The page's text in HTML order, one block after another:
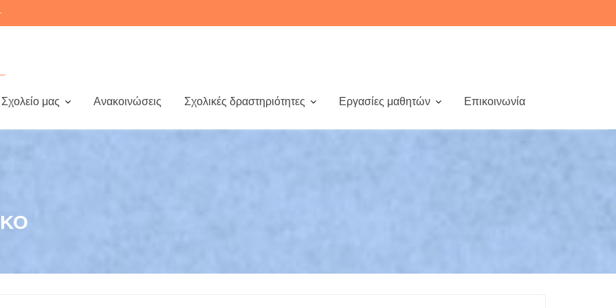
μας Ανακοινώσεις Σχολικές δραστηριότητες Εργασίες μαθητών Επικοινωνία